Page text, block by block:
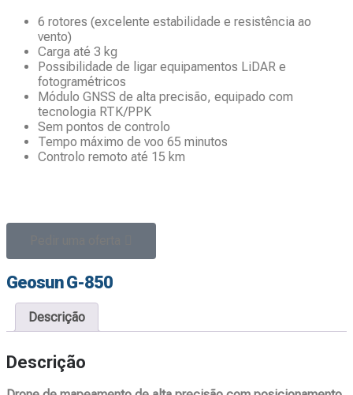
6 rotores (excelente estabilidade e resistência ao
vento)
Carga até 3 kg
Possibilidade de ligar equipamentos LiDAR e
fotogramétricos
Módulo GNSS de alta precisão, equipado com
tecnologia RTK/PPK
Sem pontos de controlo
Tempo máximo de voo 65 minutos
Controlo remoto até 15 km
Geosun G-850
Descrição
Descrição